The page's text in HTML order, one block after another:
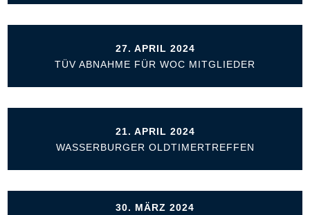
27. APRIL 2024
TÜV ABNAHME FÜR WOC MITGLIEDER
21. APRIL 2024
WASSERBURGER OLDTIMERTREFFEN
30. MÄRZ 2024